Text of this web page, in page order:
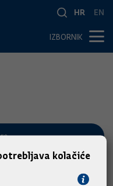
HR EN
IZBORNIK
kolačiće